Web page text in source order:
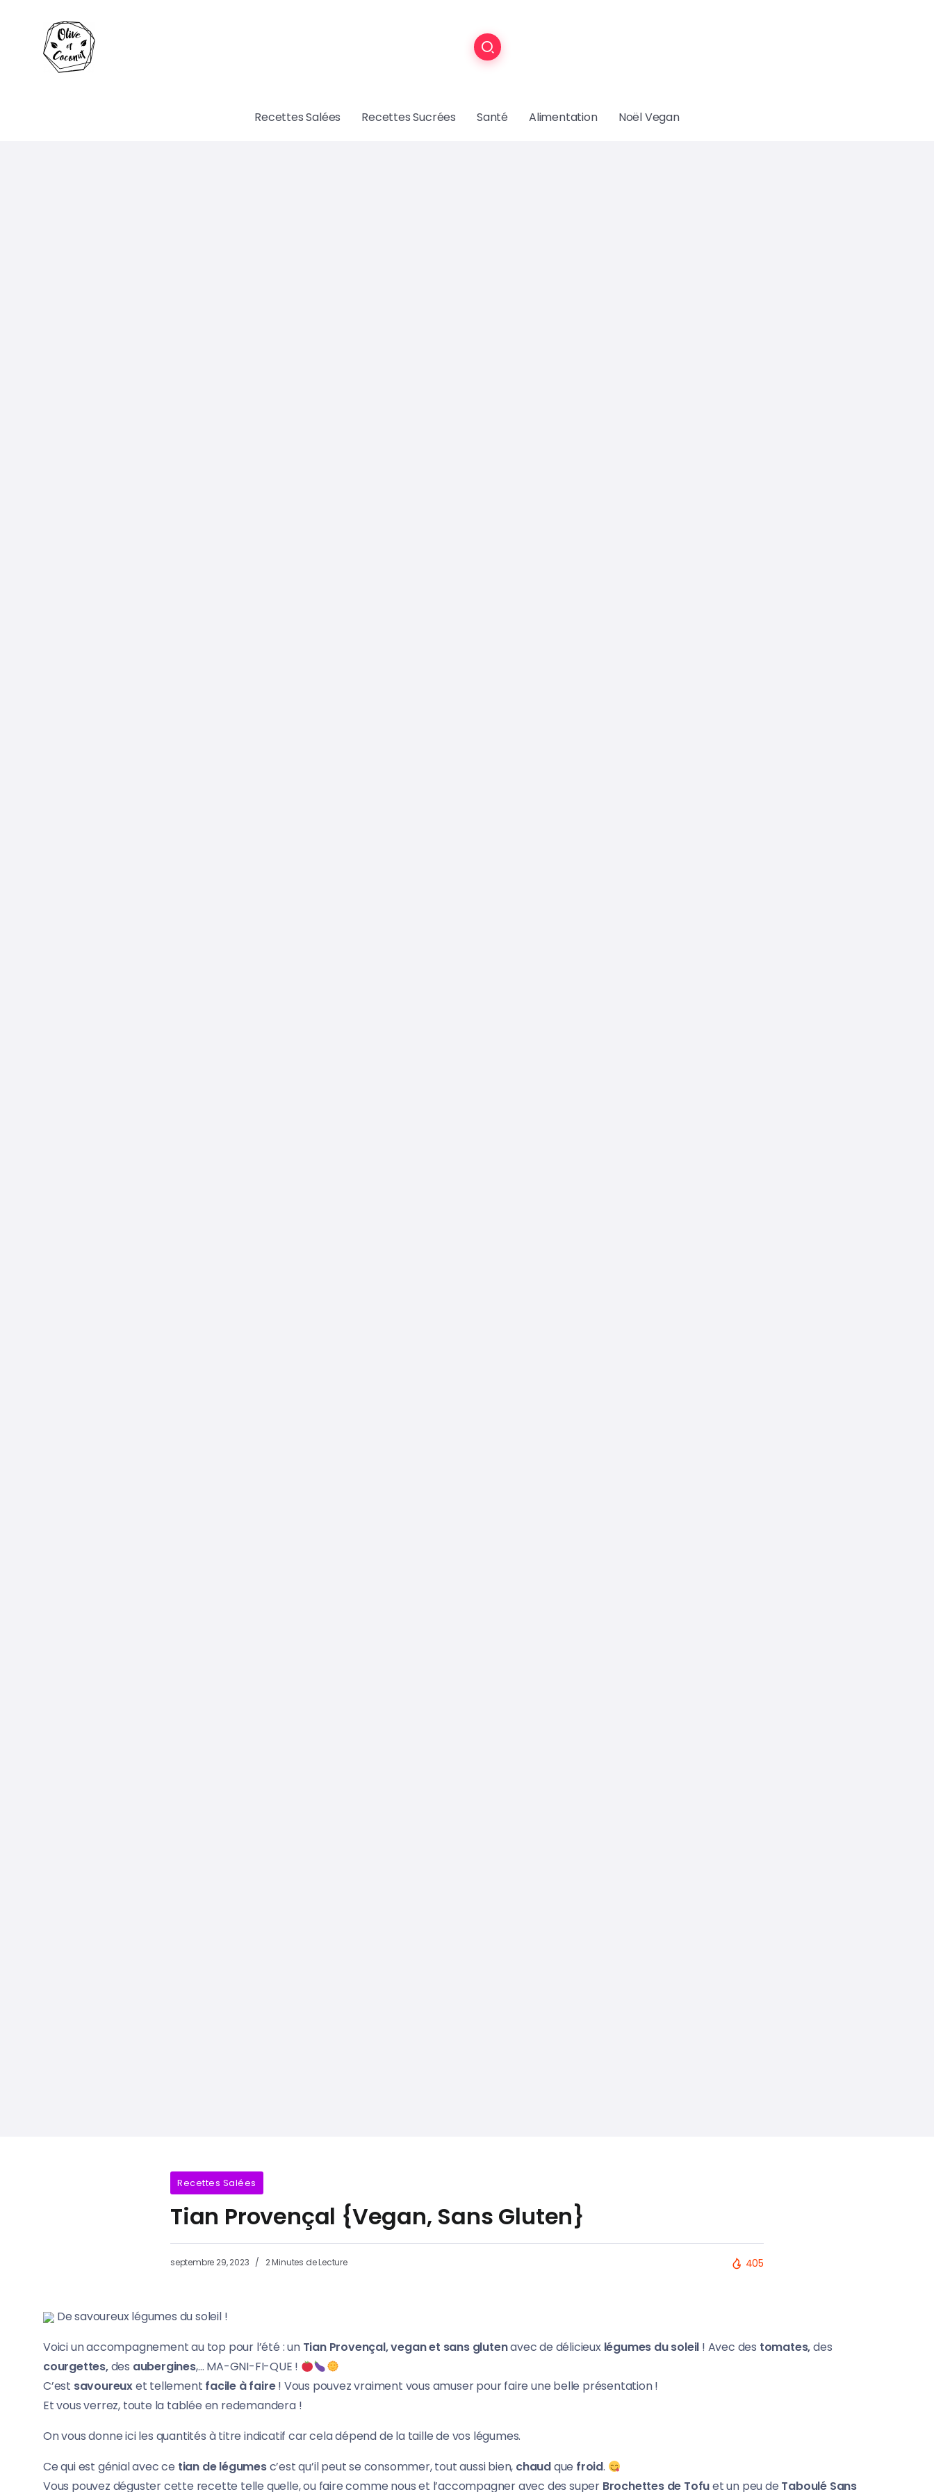
Recettes Salées Recettes Sucrées Santé Alimentation Noël Vegan
Recettes Salées
Tian Provençal {Vegan, Sans Gluten}
septembre 29, 2023 2 Minutes de Lecture 405
De savoureux légumes du soleil !
Voici un accompagnement au top pour l’été : un Tian Provençal, vegan et sans glutenavec de délicieux légumes du soleil ! Avec des tomates,des
courgettes,des aubergines,… MA-GNI-FI-QUE !
C’est savoureuxet tellement facile à faire! Vous pouvez vraiment vous amuser pour faire une belle présentation !
Et vous verrez, toute la tablée en redemandera !
On vous donne ici les quantités à titre indicatif car cela dépend de la taille de vos légumes.
Ce qui est génial avec ce tian de légumesc’est qu’il peut se consommer, tout aussi bien, chaudque froid.
Vous pouvez déguster cette recette telle quelle, ou faire comme nous et l’accompagner avec des super Brochettes de Tofuet un peu de Taboulé Sans